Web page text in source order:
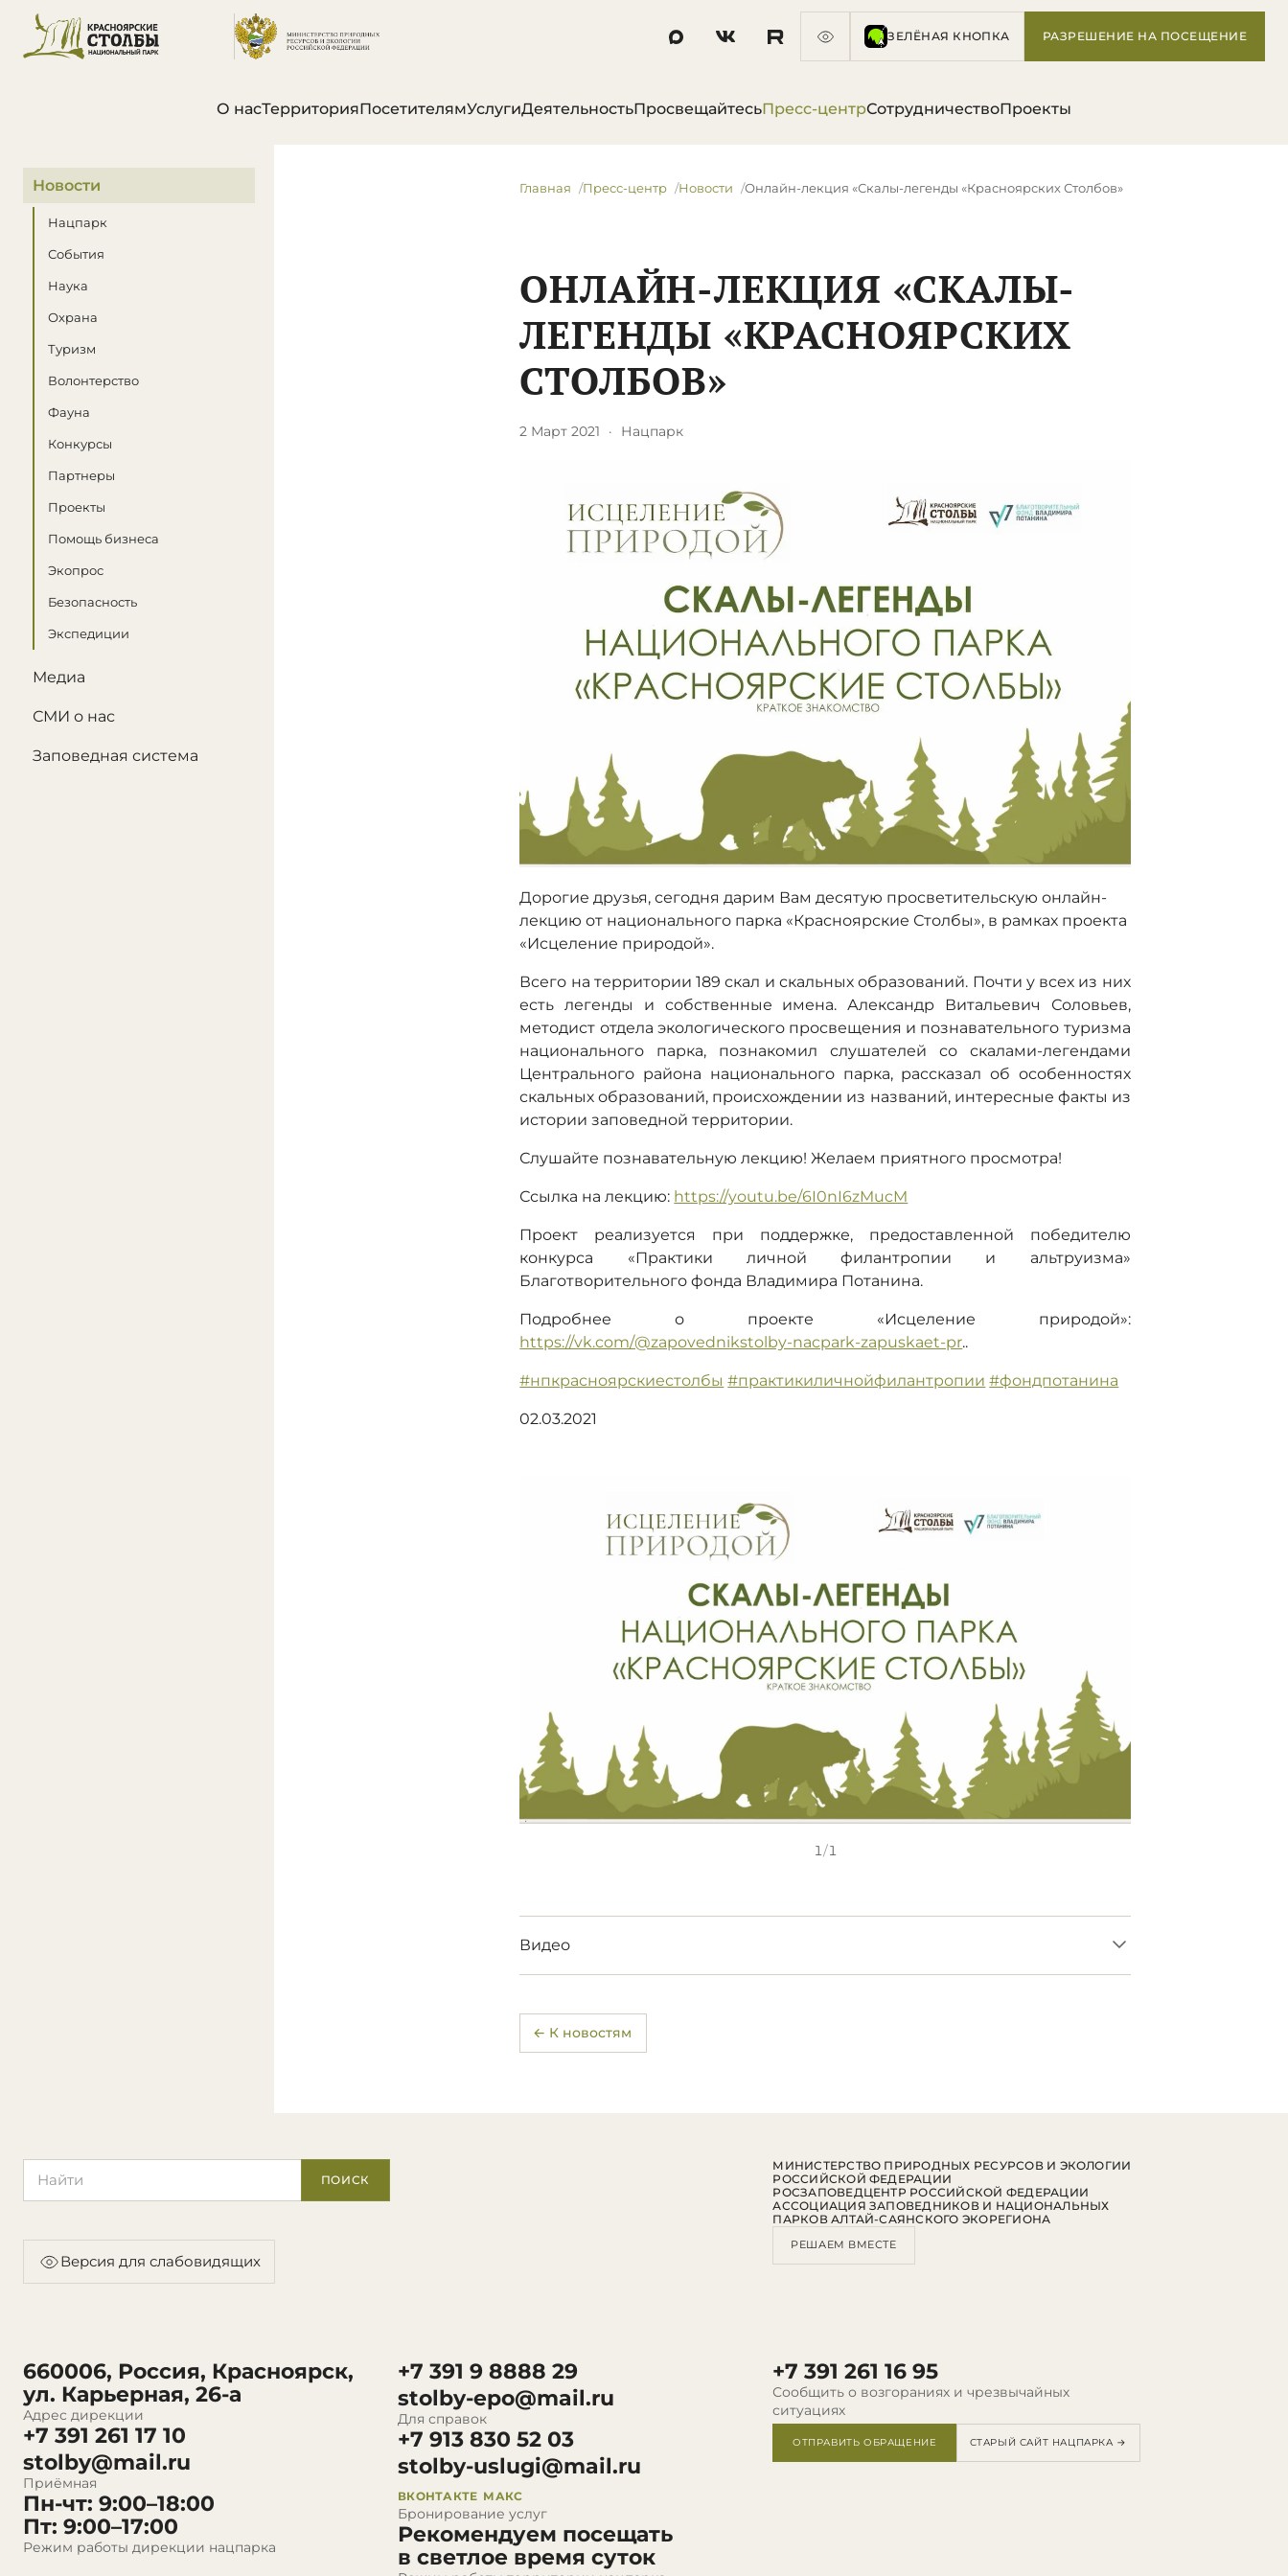
ЗЕЛЁНАЯ КНОПКА РАЗРЕШЕНИЕ НА ПОСЕЩЕНИЕ
О насТерриторияПосетителямУслугиДеятельностьПросвещайтесьПресс-центрСотрудничествоПроекты
В этом разделе
Новости
Нацпарк
События
Наука
Охрана
Туризм
Волонтерство
Фауна
Конкурсы
Партнеры
Проекты
Помощь бизнеса
Экопрос
Безопасность
Экспедиции
Медиа
СМИ о нас
Заповедная система
Главная Пресс-центр Новости ​Онлайн-лекция «Скалы-легенды «Красноярских Столбов»
​ОНЛАЙН-ЛЕКЦИЯ «СКАЛЫ-
ЛЕГЕНДЫ «КРАСНОЯРСКИХ
СТОЛБОВ»
2 Март 2021 · Нацпарк
Дорогие друзья, сегодня дарим Вам десятую просветительскую онлайн-
лекцию от национального парка «Красноярские Столбы», в рамках проекта
«Исцеление природой».
Всего на территории 189 скал и скальных образований. Почти у всех из них
есть легенды и собственные имена. Александр Витальевич Соловьев,
методист отдела экологического просвещения и познавательного туризма
национального парка, познакомил слушателей со скалами-легендами
Центрального района национального парка, рассказал об особенностях
скальных образований, происхождении из названий, интересные факты из
истории заповедной территории.
Слушайте познавательную лекцию! Желаем приятного просмотра!
Ссылка на лекцию: https://youtu.be/6I0nI6zMucM
Проект реализуется при поддержке, предоставленной победителю
конкурса «Практики личной филантропии и альтруизма»
Благотворительного фонда Владимира Потанина.
Подробнее о проекте «Исцеление природой»:
https://vk.com/@zapovednikstolby-nacpark-zapuskaet-pr..
#нпкрасноярскиестолбы #практикиличнойфилантропии #фондпотанина
02.03.2021
1/1
Видео
← К новостям
ПОИСК
Версия для слабовидящих
660006, Россия, Красноярск,
ул. Карьерная, 26-а
Адрес дирекции
+7 391 261 17 10
stolby@mail.ru
Приёмная
Пн-чт: 9:00–18:00
Пт: 9:00–17:00
Режим работы дирекции нацпарка
+7 391 9 8888 29
stolby-epo@mail.ru
Для справок
+7 913 830 52 03
stolby-uslugi@mail.ru
ВКОНТАКТЕ МАКС
Бронирование услуг
Рекомендуем посещать
в светлое время суток
+7 391 261 16 95
Сообщить о возгораниях и чрезвычайных
ситуациях
ОТПРАВИТЬ ОБРАЩЕНИЕ СТАРЫЙ САЙТ НАЦПАРКА →
МИНИСТЕРСТВО ПРИРОДНЫХ РЕСУРСОВ И ЭКОЛОГИИ
РОССИЙСКОЙ ФЕДЕРАЦИИ
РОСЗАПОВЕДЦЕНТР РОССИЙСКОЙ ФЕДЕРАЦИИ
АССОЦИАЦИЯ ЗАПОВЕДНИКОВ И НАЦИОНАЛЬНЫХ
ПАРКОВ АЛТАЙ-САЯНСКОГО ЭКОРЕГИОНА
РЕШАЕМ ВМЕСТЕ